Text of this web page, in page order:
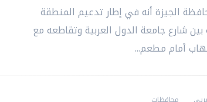
الجيزة أنه في إطار تدعيم المنطقة
بين شارع جامعة الدول العربية وتقاطعه مع
أمام مطعم...